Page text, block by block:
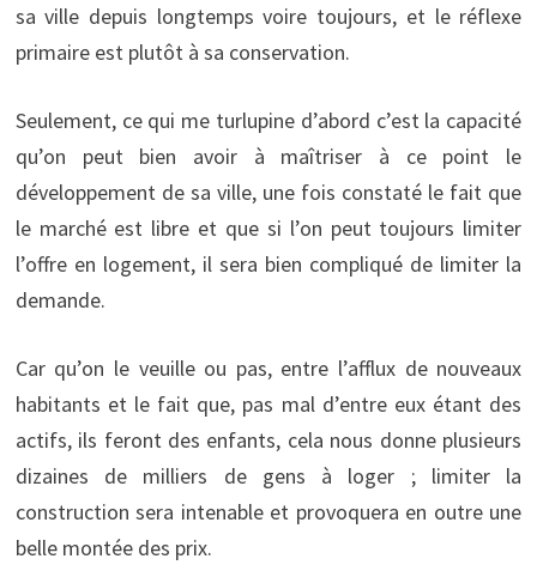
sa ville depuis longtemps voire toujours, et le réflexe
primaire est plutôt à sa conservation.
Seulement, ce qui me turlupine d’abord c’est la capacité
qu’on peut bien avoir à maîtriser à ce point le
développement de sa ville, une fois constaté le fait que
le marché est libre et que si l’on peut toujours limiter
l’offre en logement, il sera bien compliqué de limiter la
demande.
Car qu’on le veuille ou pas, entre l’afflux de nouveaux
habitants et le fait que, pas mal d’entre eux étant des
actifs, ils feront des enfants, cela nous donne plusieurs
dizaines de milliers de gens à loger ; limiter la
construction sera intenable et provoquera en outre une
belle montée des prix.